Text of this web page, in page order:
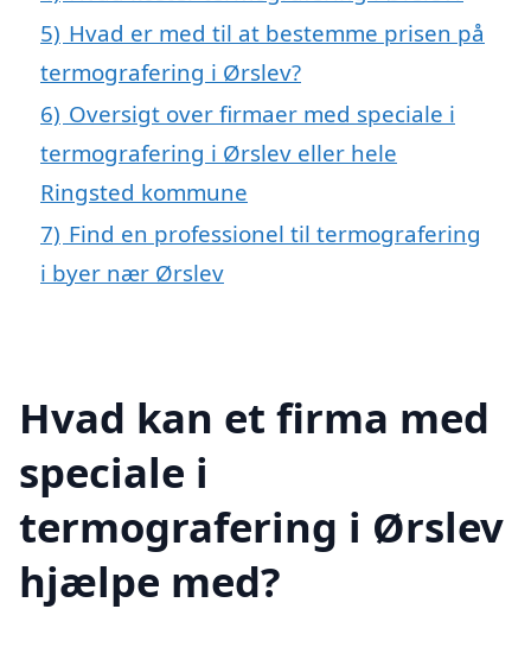
5) Hvad er med til at bestemme prisen på
termografering i Ørslev?
6) Oversigt over firmaer med speciale i
termografering i Ørslev eller hele
Ringsted kommune
7) Find en professionel til termografering
i byer nær Ørslev
Hvad kan et firma med
speciale i
termografering i Ørslev
hjælpe med?